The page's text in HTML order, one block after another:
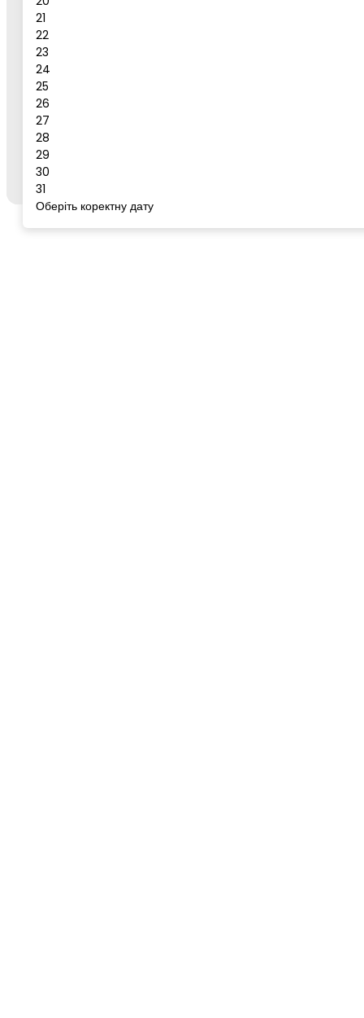
21
22
23
24
25
26
27
28
29
30
31
Оберіть коректну дату
Щоб забронювати готель або тур, відкрийте цей
сервіс із сторінки бажаного готелю/туру на